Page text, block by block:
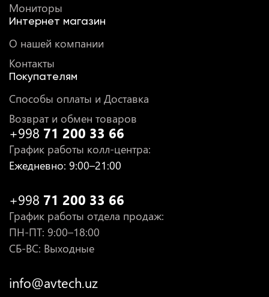
Мониторы
Интернет магазин
О нашей компании
Контакты
Покупателям
Способы оплаты и Доставка
Возврат и обмен товаров
+998 71 200 33 66
График работы колл-центра:
Ежедневно: 9:00–21:00
+998 71 200 33 66
График работы отдела продаж:
ПН-ПТ: 9:00–18:00
СБ-ВС: Выходные
info@avtech.uz